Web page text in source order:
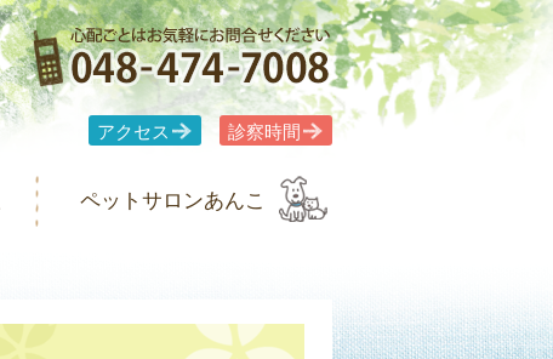
アクセス 診察時間
ペットサロンあんこ